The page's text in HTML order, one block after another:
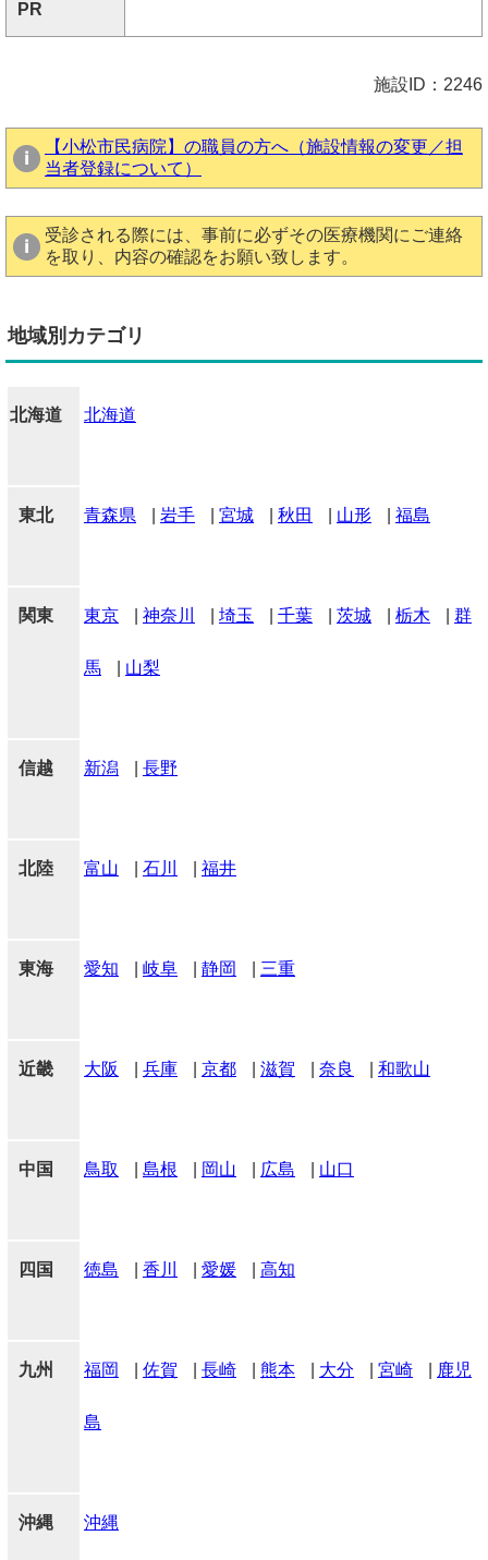
PR
施設ID：2246
【小松市民病院】の職員の方へ（施設情報の変更／担
当者登録について）
受診される際には、事前に必ずその医療機関にご連絡
を取り、内容の確認をお願い致します。
地域別カテゴリ
北海道 北海道
東北 青森県 岩手 宮城 秋田 山形 福島
関東 東京 神奈川 埼玉 千葉 茨城 栃木 群
馬 山梨
信越 新潟 長野
北陸 富山 石川 福井
東海 愛知 岐阜 静岡 三重
近畿 大阪 兵庫 京都 滋賀 奈良 和歌山
中国 鳥取 島根 岡山 広島 山口
四国 徳島 香川 愛媛 高知
九州 福岡 佐賀 長崎 熊本 大分 宮崎 鹿児
島
沖縄 沖縄